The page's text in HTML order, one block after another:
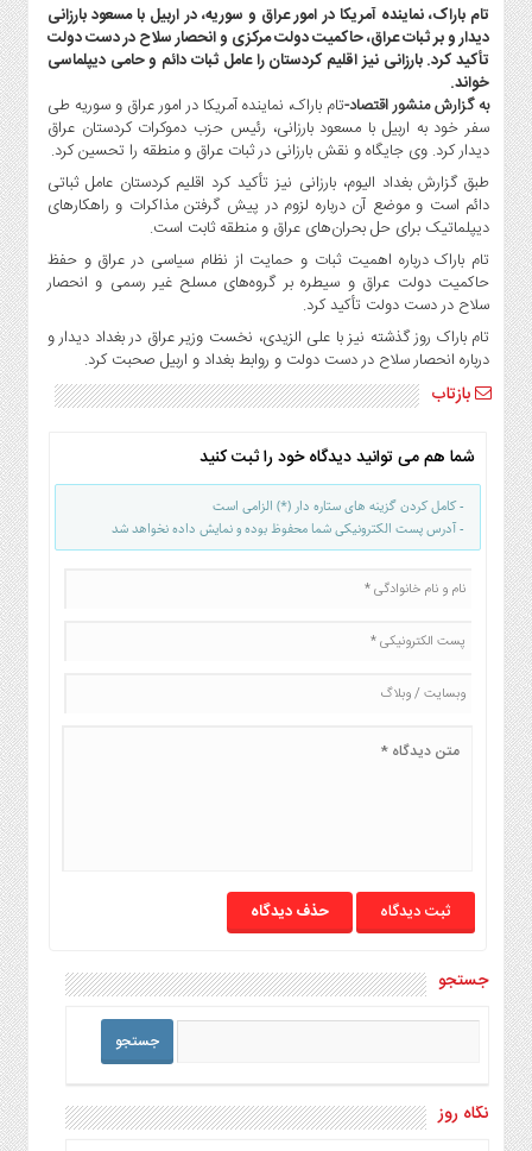
آپ
و
فن
آوری
بانک
،
بیمه
و
ارز
دیجیتال
کشاورزی
و
صنایع
غذایی
و
بین
الملل
روز
گوناگون
تام باراک، نماینده آمریکا در امور عراق و سوریه، در اربیل با مسعود بارزانی
دیدار و بر ثبات عراق، حاکمیت دولت مرکزی و انحصار سلاح در دست دولت
تأکید کرد. بارزانی نیز اقلیم کردستان را عامل ثبات دائم و حامی دیپلماسی
خواند.
به گزارش منشور اقتصاد-تام باراک، نماینده آمریکا در امور عراق و سوریه طی
سفر خود به اربیل با مسعود بارزانی، رئیس حزب دموکرات کردستان عراق
دیدار کرد. وی جایگاه و نقش بارزانی در ثبات عراق و منطقه را تحسین کرد.
طبق گزارش بغداد الیوم، بارزانی نیز تأکید کرد اقلیم کردستان عامل ثباتی
دائم است و موضع آن درباره لزوم در پیش گرفتن مذاکرات و راهکارهای
دیپلماتیک برای حل بحران‌های عراق و منطقه ثابت است.
تام باراک درباره اهمیت ثبات و حمایت از نظام سیاسی در عراق و حفظ
حاکمیت دولت عراق و سیطره بر گروه‌های مسلح غیر رسمی و انحصار
سلاح در دست دولت تأکید کرد.
تام باراک روز گذشته نیز با علی الزیدی، نخست وزیر عراق در بغداد دیدار و
درباره انحصار سلاح در دست دولت و روابط بغداد و اربیل صحبت کرد.
بازتاب
شما هم می توانید دیدگاه خود را ثبت کنید
- کامل کردن گزینه های ستاره دار (*) الزامی است
- آدرس پست الکترونیکی شما محفوظ بوده و نمایش داده نخواهد شد
حذف دیدگاه
جستجو
نگاه روز